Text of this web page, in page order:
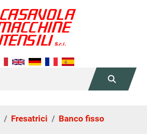
Cerca
Fresatrici
Banco fisso